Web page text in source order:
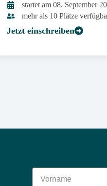
Jetzt einschreiben
startet am 08. September
mehr als 10 Plätze